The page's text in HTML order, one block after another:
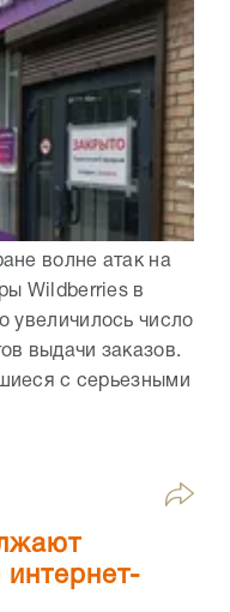
волне атак на
Wildberries в
увеличилось число
выдачи заказов.
с серьезными